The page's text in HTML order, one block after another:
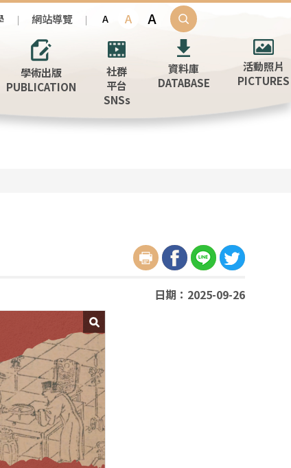
網站導覽 A A A
學術出版
PUBLICATION
社群
平台
SNSs
資料庫
DATABASE
活動照片
PICTURES
日期：2025-09-26